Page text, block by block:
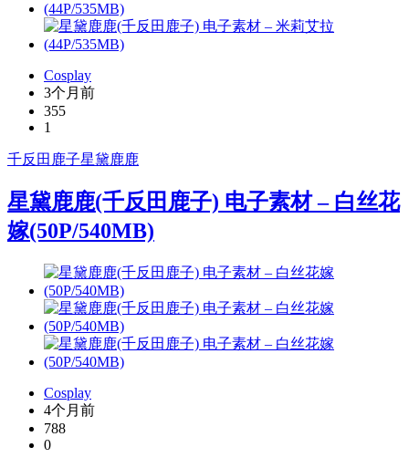
Cosplay
3个月前
355
1
千反田鹿子星黛鹿鹿
星黛鹿鹿(千反田鹿子) 电子素材 – 白丝花
嫁(50P/540MB)
Cosplay
4个月前
788
0